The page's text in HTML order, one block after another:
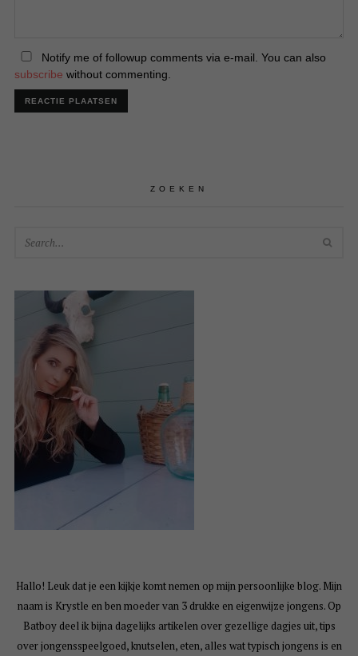
Notify me of followup comments via e-mail. You can also
subscribe without commenting.
ZOEKEN
Hallo! Leuk dat je een kijkje komt nemen op mijn persoonlijke blog. Mijn
naam is Krystle en ben moeder van 3 drukke en eigenwijze jongens. Op
Batboy deel ik bijna dagelijks artikelen over gezellige dagjes uit, tips
over jongensspeelgoed, knutselen, eten, alles wat typisch jongens is en